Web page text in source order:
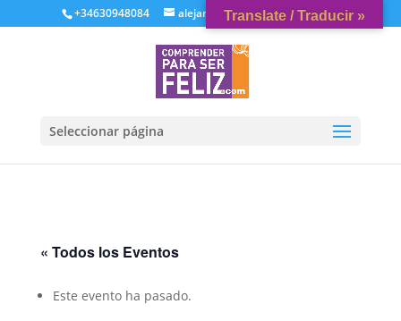
+34630948084 alejandrovaquerizo@gmail.com
Seleccionar página
« Todos los Eventos
Este evento ha pasado.
Translate / Traducir »